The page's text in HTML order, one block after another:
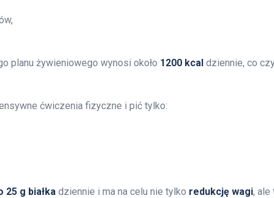
planu żywieniowego wynosi około 1200 kcal dziennie, co
ćwiczenia fizyczne i pić tylko:
25 g białka dziennie i ma na celu nie tylko redukcję wagi, ale